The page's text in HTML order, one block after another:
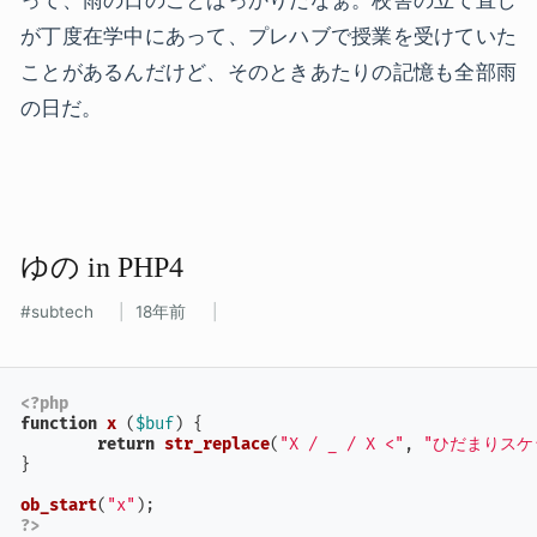
が丁度在学中にあって、プレハブで授業を受けていた
ことがあるんだけど、そのときあたりの記憶も全部雨
の日だ。
ゆの​ in PHP4
subtech 18年前
<?php
function x ($buf) {
return str_replace( "X / _ / X <" ,
"ひだまりス
}
ob_start( "x"
?>